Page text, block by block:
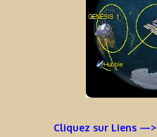
Cliquez sur Liens